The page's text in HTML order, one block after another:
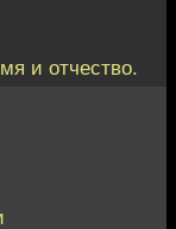
и отчество.